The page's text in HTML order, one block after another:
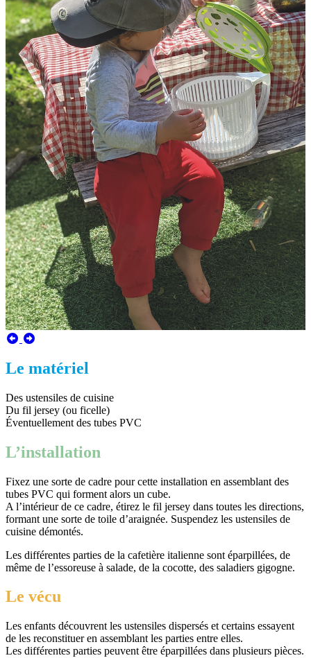
Le matériel
Des ustensiles de cuisine
Du fil jersey (ou ficelle)
Éventuellement des tubes PVC
L’installation
Fixez une sorte de cadre pour cette installation en assemblant des
tubes PVC qui forment alors un cube.
A l’intérieur de ce cadre, étirez le fil jersey dans toutes les directions,
formant une sorte de toile d’araignée. Suspendez les ustensiles de
cuisine démontés.
Les différentes parties de la cafetière italienne sont éparpillées, de
même de l’essoreuse à salade, de la cocotte, des saladiers gigogne.
Le vécu
Les enfants découvrent les ustensiles dispersés et certains essayent
de les reconstituer en assemblant les parties entre elles.
Les différentes parties peuvent être éparpillées dans plusieurs pièces.